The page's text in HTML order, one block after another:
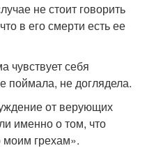
не стоит говорить
в его смерти есть ее
чувствует себя
поймала, не доглядела.
от верующих
именно о том, что
грехам».